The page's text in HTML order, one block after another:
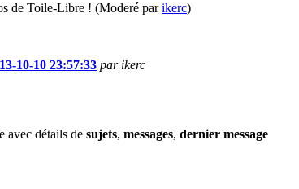
de Toile-Libre ! (Moderé parikerc)
10-10 23:57:33 par ikerc
avec détails de sujets, messages, dernier message